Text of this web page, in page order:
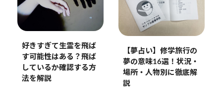
好きすぎて生霊を飛ば
す可能性はある？飛ば
しているか確認する方
法を解説
【夢占い】修学旅行の
夢の意味16選！状況・
場所・人物別に徹底解
説